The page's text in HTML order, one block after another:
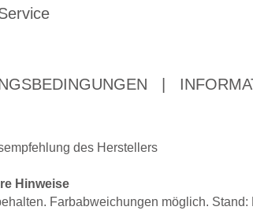
des Herstellers
Hinweise
Farbabweichungen möglich. Stand: